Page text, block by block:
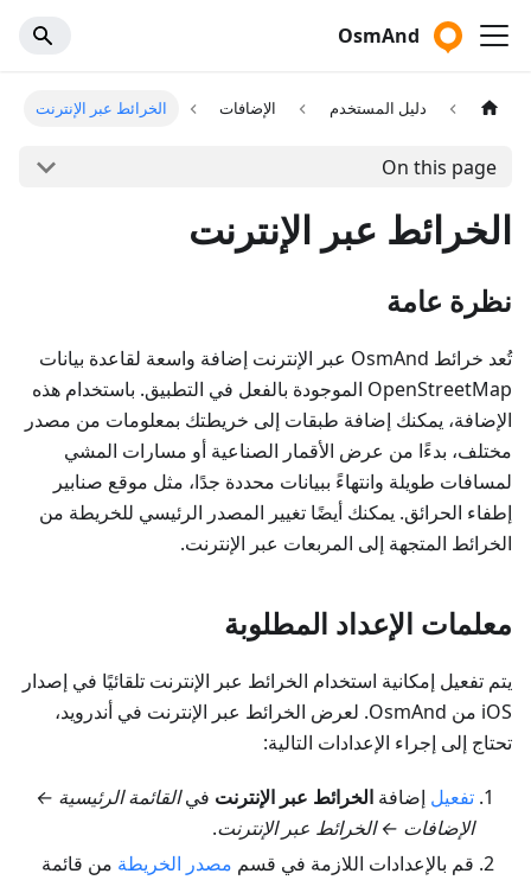
OsmAnd
دليل المستخدم الإضافات الخرائط عبر الإنترنت
On this page
الخرائط عبر الإنترنت
نظرة عامة
تُعد خرائط OsmAnd عبر الإنترنت إضافة واسعة لقاعدة بيانات
OpenStreetMap الموجودة بالفعل في التطبيق. باستخدام هذه
الإضافة، يمكنك إضافة طبقات إلى خريطتك بمعلومات من مصدر
مختلف، بدءًا من عرض الأقمار الصناعية أو مسارات المشي
لمسافات طويلة وانتهاءً ببيانات محددة جدًا، مثل موقع صنابير
إطفاء الحرائق. يمكنك أيضًا تغيير المصدر الرئيسي للخريطة من
الخرائط المتجهة إلى المربعات عبر الإنترنت.
معلمات الإعداد المطلوبة
يتم تفعيل إمكانية استخدام الخرائط عبر الإنترنت تلقائيًا في إصدار
iOS من OsmAnd. لعرض الخرائط عبر الإنترنت في أندرويد،
تحتاج إلى إجراء الإعدادات التالية:
تفعيل إضافة الخرائط عبر الإنترنت فيالقائمة الرئيسية ←
الإضافات ← الخرائط عبر الإنترنت.
قم بالإعدادات اللازمة في قسم مصدر الخريطة من قائمة